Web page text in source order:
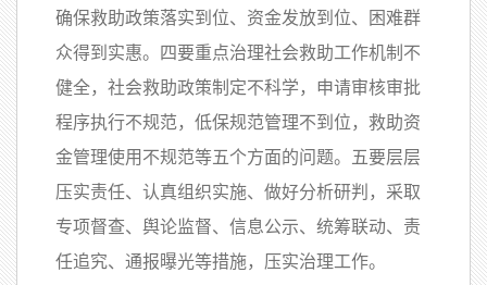
确保救助政策落实到位、资金发放到位、困难群
众得到实惠。四要重点治理社会救助工作机制不
健全，社会救助政策制定不科学，申请审核审批
程序执行不规范，低保规范管理不到位，救助资
金管理使用不规范等五个方面的问题。五要层层
压实责任、认真组织实施、做好分析研判，采取
专项督查、舆论监督、信息公示、统筹联动、责
任追究、通报曝光等措施，压实治理工作。